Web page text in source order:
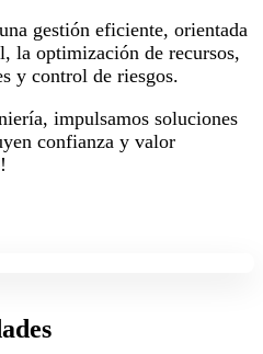
gestión eficiente, orientada
la optimización de recursos,
y control de riesgos.
impulsamos soluciones
confianza y valor